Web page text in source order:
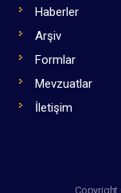
Haberler
Arşiv
Formlar
Mevzuatlar
İletişim